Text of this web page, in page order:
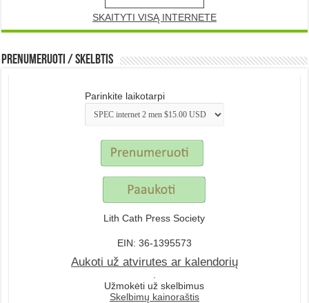
SKAITYTI VISĄ INTERNETE
Prenumeruoti / Skelbtis
Parinkite laikotarpi
Lith Cath Press Society
EIN: 36-1395573
Aukoti už atvirutes ar kalendorių
Užmokėti už skelbimus
Skelbimų kainoraštis